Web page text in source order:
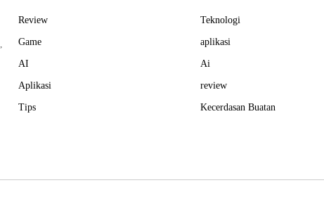
Review
Game
AI
Aplikasi
Tips
Teknologi
aplikasi
Ai
review
Kecerdasan Buatan